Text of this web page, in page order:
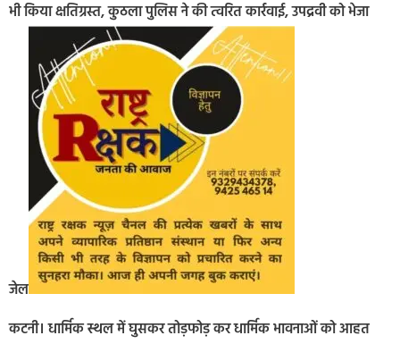
भी किया क्षतिग्रस्त, कुठला पुलिस ने की त्वरित कार्रवाई, उपद्रवी को भेजा
जेल
कटनी। धार्मिक स्थल में घुसकर तोड़फोड़ कर धार्मिक भावनाओं को आहत